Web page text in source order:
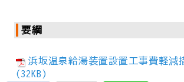
要綱
浜坂温泉給湯装置設置工事費軽減
(32KB)